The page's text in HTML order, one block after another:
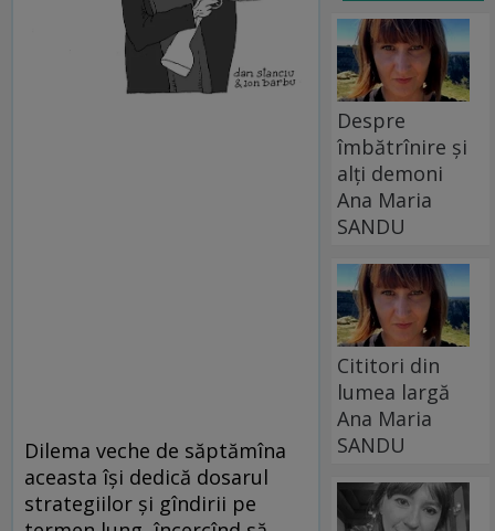
Dilema veche de săptămîna
aceasta îşi dedică dosarul
strategiilor şi gîndirii pe
Despre
îmbătrînire și
alți demoni
Ana Maria
SANDU
Cititori din
lumea largă
Ana Maria
SANDU